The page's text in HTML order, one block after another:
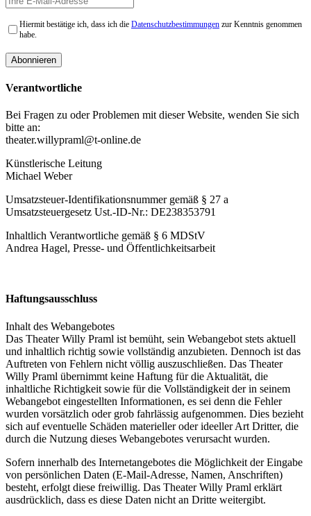
Hiermit bestätige ich, dass ich die Datenschutzbestimmungen zur Kenntnis genommen
habe.
Verantwortliche
Bei Fragen zu oder Problemen mit dieser Website, wenden Sie sich
bitte an:
theater.willypraml@t-online.de
Künstlerische Leitung
Michael Weber
Umsatzsteuer-Identifikationsnummer gemäß § 27 a
Umsatzsteuergesetz Ust.-ID-Nr.: DE238353791
Inhaltlich Verantwortliche gemäß § 6 MDStV
Andrea Hagel, Presse- und Öffentlichkeitsarbeit
Haftungsausschluss
Inhalt des Webangebotes
Das Theater Willy Praml ist bemüht, sein Webangebot stets aktuell
und inhaltlich richtig sowie vollständig anzubieten. Dennoch ist das
Auftreten von Fehlern nicht völlig auszuschließen. Das Theater
Willy Praml übernimmt keine Haftung für die Aktualität, die
inhaltliche Richtigkeit sowie für die Vollständigkeit der in seinem
Webangebot eingestellten Informationen, es sei denn die Fehler
wurden vorsätzlich oder grob fahrlässig aufgenommen. Dies bezieht
sich auf eventuelle Schäden materieller oder ideeller Art Dritter, die
durch die Nutzung dieses Webangebotes verursacht wurden.
Sofern innerhalb des Internetangebotes die Möglichkeit der Eingabe
von persönlichen Daten (E-Mail-Adresse, Namen, Anschriften)
besteht, erfolgt diese freiwillig. Das Theater Willy Praml erklärt
ausdrücklich, dass es diese Daten nicht an Dritte weitergibt.